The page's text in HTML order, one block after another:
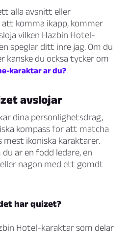
alla avsnitt eller
komma ikapp, kommer
vilken Hazbin Hotel-
speglar ditt inre jag. Om du
kanske du ocksa tycker om
karaktar ar du?.
avslojar
dina personlighetsdrag,
kompass for att matcha
mest ikoniska karaktarer.
ar en fodd ledare, en
nagon med ett gomdt
har quizet?
Hotel-karaktar som delar